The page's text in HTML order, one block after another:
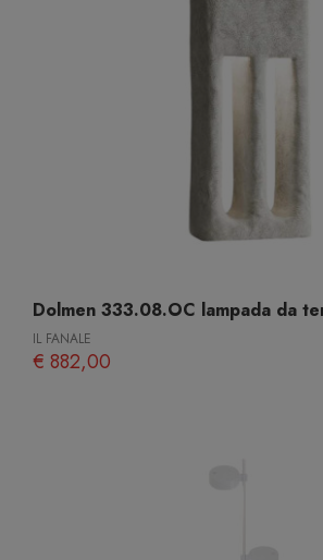
Dolmen 333.08.OC lampada da
IL FANALE
€ 882,00